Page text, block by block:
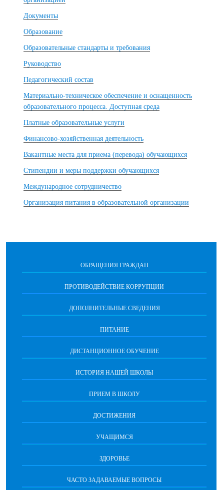
Документы
Образование
Образовательные стандарты и требования
Руководство
Педагогический состав
Материально-техническое обеспечение и оснащенность
образовательного процесса. Доступная среда
Платные образовательные услуги
Финансово-хозяйственная деятельность
Вакантные места для приема (перевода) обучающихся
Стипендии и меры поддержки обучающихся
Международное сотрудничество
Организация питания в образовательной организации
ОБРАЩЕНИЯ ГРАЖДАН
ПРОТИВОДЕЙСТВИЕ КОРРУПЦИИ
ДОПОЛНИТЕЛЬНЫЕ СВЕДЕНИЯ
ПИТАНИЕ
ДИСТАНЦИОННОЕ ОБУЧЕНИЕ
ИСТОРИЯ НАШЕЙ ШКОЛЫ
ПРИЕМ В ШКОЛУ
ДОСТИЖЕНИЯ
УЧАЩИМСЯ
ЗДОРОВЬЕ
ЧАСТО ЗАДАВАЕМЫЕ ВОПРОСЫ